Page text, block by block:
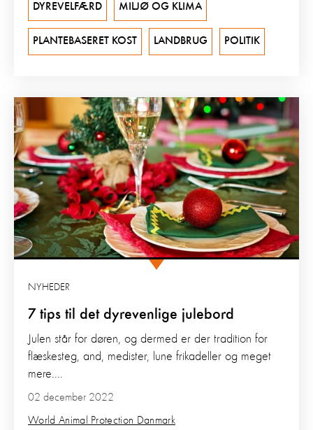
DYREVELFÆRD MILJØ OG KLIMA
PLANTEBASERET KOST LANDBRUG POLITIK
7 tips til det dyrevenlige julebord
NYHEDER
02 december 2022
World Animal Protection Danmark
Julen står for døren, og dermed er der tradition for
flæskesteg, and, medister, lune frikadeller og meget
mere....